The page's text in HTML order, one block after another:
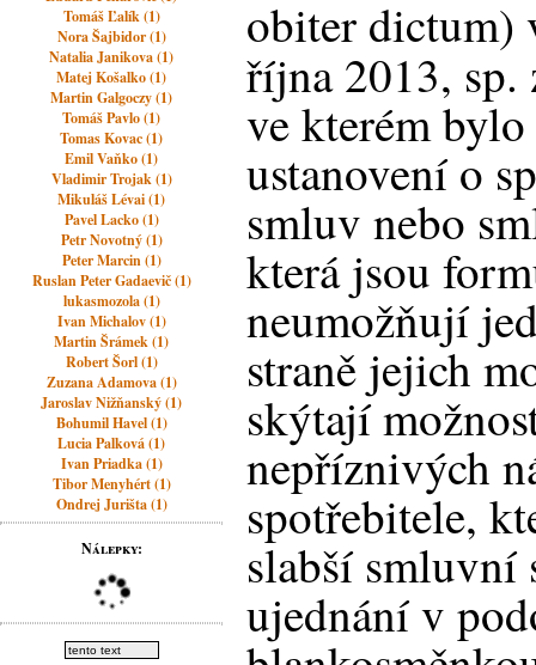
Tomáš Ľalík (1)
Nora Šajbidor (1)
Natalia Janikova (1)
Matej Košalko (1)
Martin Galgoczy (1)
Tomáš Pavlo (1)
Tomas Kovac (1)
Emil Vaňko (1)
Vladimir Trojak (1)
Mikuláš Lévai (1)
Pavel Lacko (1)
Petr Novotný (1)
Peter Marcin (1)
Ruslan Peter Gadaevič (1)
lukasmozola (1)
Ivan Michalov (1)
Martin Šrámek (1)
Robert Šorl (1)
Zuzana Adamova (1)
Jaroslav Nižňanský (1)
Bohumil Havel (1)
Lucia Palková (1)
Ivan Priadka (1)
Tibor Menyhért (1)
Ondrej Jurišta (1)
Nálepky:
obiter dictum)
října 2013,
ve kterém
ustanovení o
smluv nebo
která jsou
neumožňují
straně jejich
skýtají
nepříznivých
spotřebitele,
slabší smluvní
ujednání v